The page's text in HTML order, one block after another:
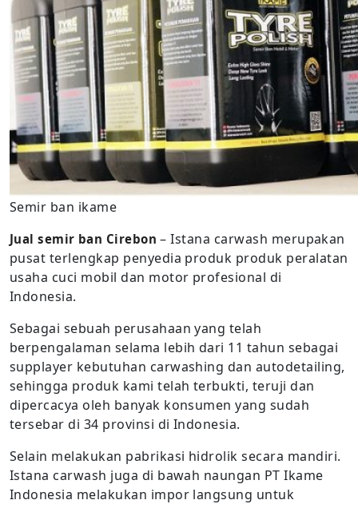
Semir ban ikame
Jual semir ban Cirebon – Istana carwash merupakan
pusat terlengkap penyedia produk produk peralatan
usaha cuci mobil dan motor profesional di
Indonesia.
Sebagai sebuah perusahaan yang telah
berpengalaman selama lebih dari 11 tahun sebagai
supplayer kebutuhan carwashing dan autodetailing,
sehingga produk kami telah terbukti, teruji dan
dipercacya oleh banyak konsumen yang sudah
tersebar di 34 provinsi di Indonesia.
Selain melakukan pabrikasi hidrolik secara mandiri.
Istana carwash juga di bawah naungan PT Ikame
Indonesia melakukan impor langsung untuk